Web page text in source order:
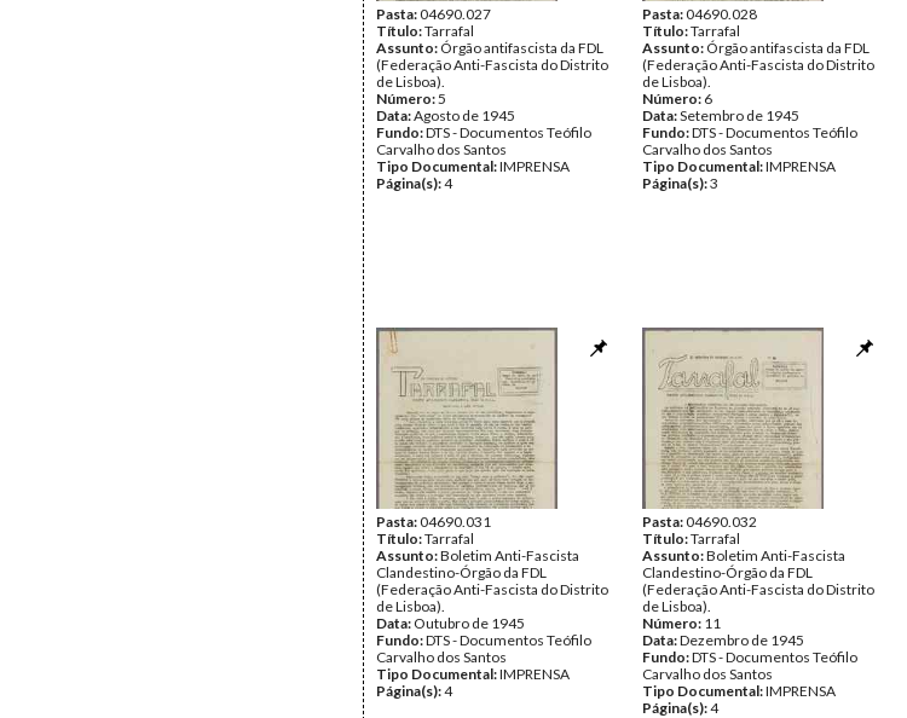
Pasta:04690.027
Título:Tarrafal
Assunto: Órgão antifascista da FDL
(Federação Anti-Fascista do Distrito
de Lisboa).
Número:5
Data:Agosto de 1945
Fundo:DTS - Documentos Teófilo
Carvalho dos Santos
Tipo Documental:IMPRENSA
Página(s):4
Pasta:04690.028
Título:Tarrafal
Assunto: Órgão antifascista da FDL
(Federação Anti-Fascista do Distrito
de Lisboa).
Número: 6
Data:Setembro de 1945
Fundo:DTS - Documentos Teófilo
Carvalho dos Santos
Tipo Documental:IMPRENSA
Página(s):3
Pasta:04690.031
Título:Tarrafal
Assunto:Boletim Anti-Fascista
Clandestino-Órgão da FDL
(Federação Anti-Fascista do Distrito
de Lisboa).
Data: Outubro de 1945
Fundo:DTS - Documentos Teófilo
Carvalho dos Santos
Tipo Documental:IMPRENSA
Página(s):4
Pasta:04690.032
Título:Tarrafal
Assunto:Boletim Anti-Fascista
Clandestino-Órgão da FDL
(Federação Anti-Fascista do Distrito
de Lisboa).
Número: 11
Data:Dezembro de 1945
Fundo:DTS - Documentos Teófilo
Carvalho dos Santos
Tipo Documental:IMPRENSA
Página(s):4